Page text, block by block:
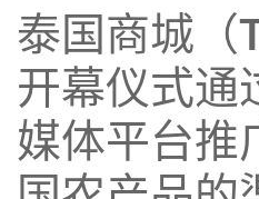
泰国商城（
开幕仪式通
媒体平台推